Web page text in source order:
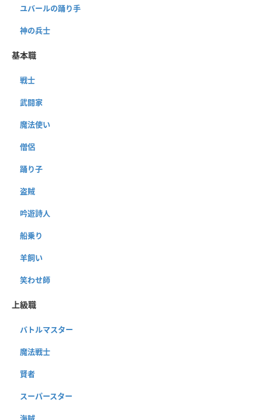
ユバールの踊り手
神の兵士
基本職
戦士
武闘家
魔法使い
僧侶
踊り子
盗賊
吟遊詩人
船乗り
羊飼い
笑わせ師
上級職
バトルマスター
魔法戦士
賢者
スーパースター